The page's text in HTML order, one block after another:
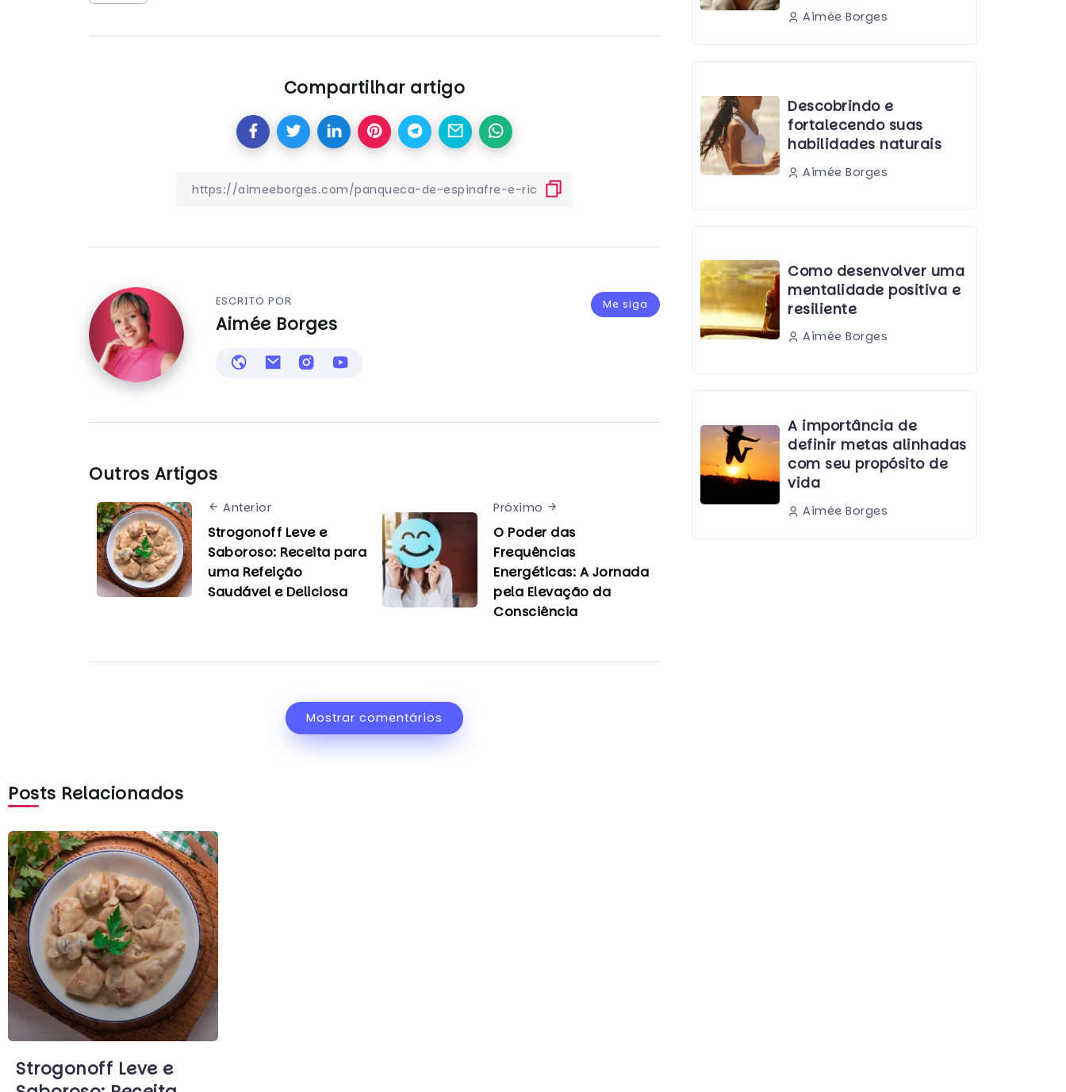
Compartilhar artigo
Me siga
ESCRITO POR
Aimée Borges
Outros Artigos
Anterior
Strogonoff Leve e
Saboroso: Receita para
uma Refeição
Saudável e Deliciosa
Próximo
O Poder das
Frequências
Energéticas: A Jornada
pela Elevação da
Consciência
Mostrar comentários
Aimée Borges
Descobrindo e
fortalecendo suas
habilidades naturais
Aimée Borges
Como desenvolver uma
mentalidade positiva e
resiliente
Aimée Borges
A importância de
definir metas alinhadas
com seu propósito de
vida
Aimée Borges
Posts Relacionados
Strogonoff Leve e